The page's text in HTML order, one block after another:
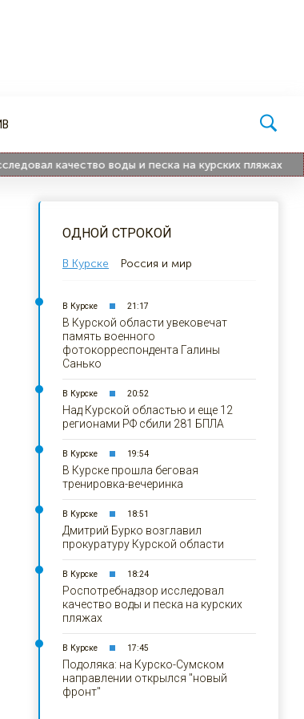
качество воды и песка на курских пляжах
ОДНОЙ СТРОКОЙ
В Курске Россия и мир
В Курске 21:17
В Курской области увековечат
память военного
фотокорреспондента Галины
Санько
В Курске 20:52
Над Курской областью и еще 12
регионами РФ сбили 281 БПЛА
В Курске 19:54
В Курске прошла беговая
тренировка-вечеринка
В Курске 18:51
Дмитрий Бурко возглавил
прокуратуру Курской области
В Курске 18:24
Роспотребнадзор исследовал
качество воды и песка на курских
пляжах
В Курске 17:45
Подоляка: на Курско-Сумском
направлении открылся "новый
фронт"